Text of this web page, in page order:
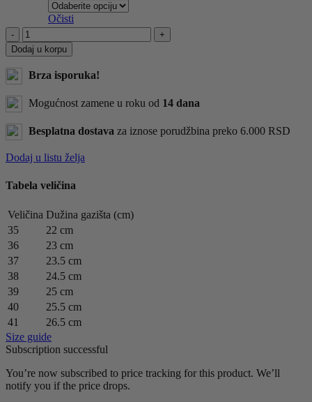
Očisti
CIPELE
F571D
BLACK
količina
Dodaj u korpu
Brza isporuka!
Mogućnost zamene u roku od 14 dana
Besplatna dostava za iznose porudžbina preko 6.000 RSD
Dodaj u listu želja
Tabela veličina
Veličina Dužina gazišta (cm)
35
22 cm
36
23 cm
37
23.5 cm
38
24.5 cm
39
25 cm
40
25.5 cm
41
26.5 cm
Size guide
Subscription successful
You’re now subscribed to price tracking for this product. We’ll
notify you if the price drops.